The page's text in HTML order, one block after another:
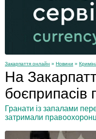
Закарпаття онлайн » Новини »
На
Гранати із запалами
затримали